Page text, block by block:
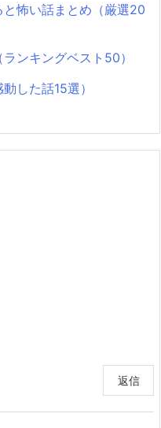
怖い話まとめ（厳選20
ンキングベスト50）
した話15選）
返信